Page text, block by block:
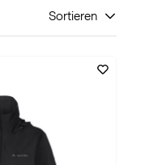
Sortieren